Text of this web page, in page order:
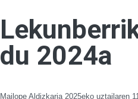
du 2024a
Mailope Aldizkaria 2025eko uztailaren 11